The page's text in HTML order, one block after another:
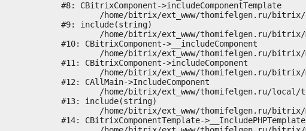
#8: CBitrixComponent->includeComponentTemplate
#9: include(string)
#10: CBitrixComponent->__includeComponent
#11: CBitrixComponent->includeComponent
#12: CAllMain->IncludeComponent
#13: include(string)
#14: CBitrixComponentTemplate->__IncludePHPTemplate